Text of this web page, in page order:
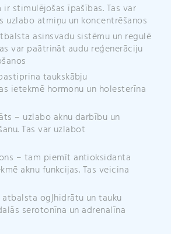
ir stimulējošas īpašības. Tas var
uzlabo atmiņu un koncentrēšanos
asinsvadu sistēmu un regulē
var paātrināt audu reģenerāciju
taukskābju
ietekmē hormonu un holesterīna
– uzlabo aknu darbību un
Tas var uzlabot
– tam piemīt antioksidanta
aknu funkcijas. Tas veicina
ogļhidrātu un tauku
serotonīna un adrenalīna